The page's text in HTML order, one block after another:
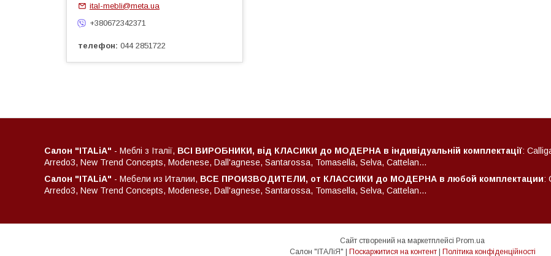
ital-mebli@meta.ua
+380672342371
телефон 044 2851722
Салон "ITALiA" - Меблі з Італії, ВСІ ВИРОБНИКИ, від КЛАСИКИ до МОДЕРНА в індивідуальній комплектації:
Arredo3, New Trend Concepts, Modenese, Dall'agnese, Santarossa, Tomasella, Selva, Cattelan...
Салон "ITALiA" - Мебели из Италии, ВСЕ ПРОИЗВОДИТЕЛИ, от КЛАССИКИ до МОДЕРНА в любой комплектации:
Arredo3, New Trend Concepts, Modenese, Dall'agnese, Santarossa, Tomasella, Selva, Cattelan...
Сайт створений на маркетплейсі Prom.ua
Поскаржитися на контент Політика конфіденційності